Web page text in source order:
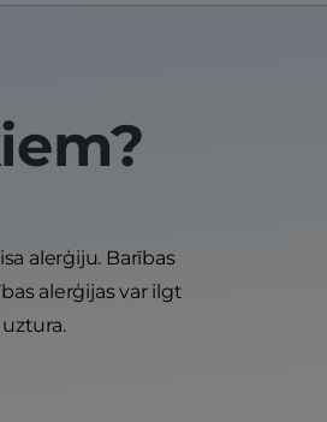
alerģiju. Barības
alerģijas var ilgt